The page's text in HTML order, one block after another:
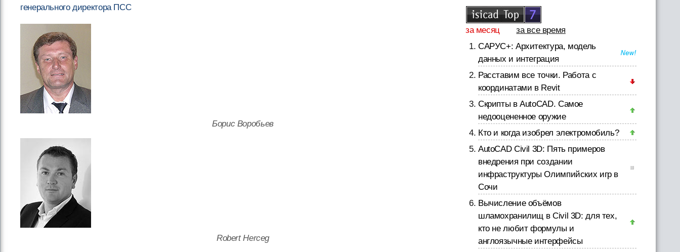
генерального директора ПСС
Борис Воробьев
Robert Herceg
за месяц
за все время
САРУС+: Архитектура, модель
данных и интеграция
Расставим все точки. Работа с
координатами в Revit
Скрипты в AutoCAD. Самое
недооцененное оружие
Кто и когда изобрел электромобиль?
AutoCAD Civil 3D: Пять примеров
внедрения при создании
инфраструктуры Олимпийских игр в
Сочи
Вычисление объёмов
шламохранилищ в Civil 3D: для тех,
кто не любит формулы и
англоязычные интерфейсы